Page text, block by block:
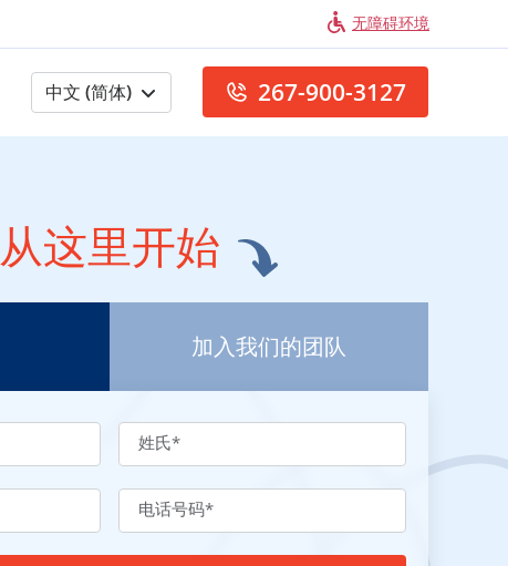
无障碍环境
中文 (简体) 267-900-3127
从这里开始
加入我们的团队
姓氏*
电话号码*